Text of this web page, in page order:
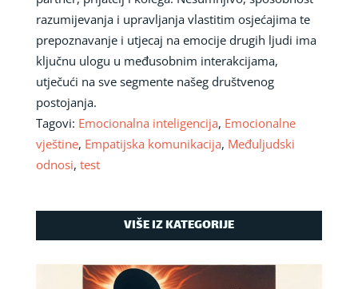
razumijevanja i upravljanja vlastitim osjećajima te
prepoznavanje i utjecaj na emocije drugih ljudi ima
ključnu ulogu u međusobnim interakcijama,
utječući na sve segmente našeg društvenog
postojanja.
Tagovi: Emocionalna inteligencija, Emocionalne
vještine, Empatijska komunikacija, Međuljudski
odnosi, test
VIŠE IZ KATEGORIJE